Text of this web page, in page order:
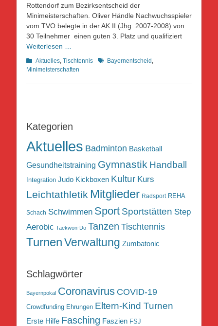
Rottendorf zum Bezirksentscheid der
Minimeisterschaften. Oliver Händle Nachwuchsspieler
vom TVO belegte in der AK II (Jhg. 2007-2008) von
30 Teilnehmer einen guten 3. Platz und qualifiziert
Weiterlesen …
Kategorien
Aktuelles, Tischtennis Schlagworte
Bayernentscheid,
Minimeisterschaften
Kategorien
Aktuelles Badminton Basketball
Gesundheitstraining Gymnastik Handball
Integration Judo Kickboxen Kultur Kurs
Leichtathletik Mitglieder Radsport REHA
Schach Schwimmen Sport Sportstätten Step
Aerobic Taekwon-Do Tanzen Tischtennis
TurnenVerwaltung Zumbatonic
Schlagwörter
Bayernpokal Coronavirus COVID-19
Crowdfunding Ehrungen Eltern-Kind Turnen
Erste Hilfe Fasching Faszien FSJ